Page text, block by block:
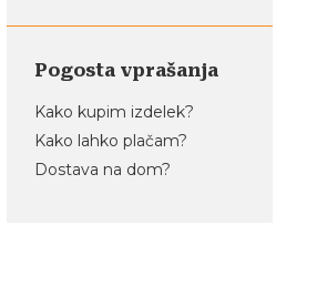
€
€
Pogosta vprašanja
Kako kupim izdelek?
Kako lahko plačam?
Dostava na dom?